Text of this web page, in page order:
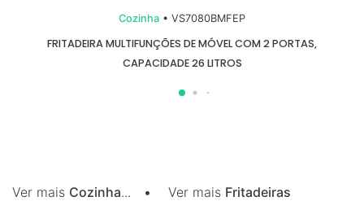
Cozinha • VS7080BMFEP
FRITADEIRA MULTIFUNÇÕES DE MÓVEL COM 2 PORTAS,
CAPACIDADE 26 LITROS
Ver mais Cozinha... • Ver mais Fritadeiras